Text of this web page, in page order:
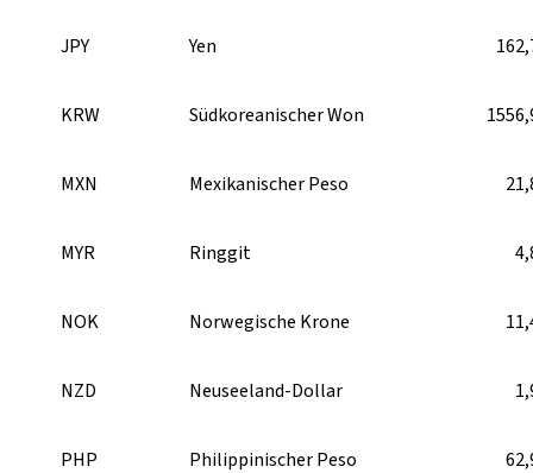
JPY Yen
KRW Südkoreanischer Won
MXN Mexikanischer Peso
MYR Ringgit
NOK Norwegische Krone
NZD Neuseeland-Dollar
PHP Philippinischer Peso